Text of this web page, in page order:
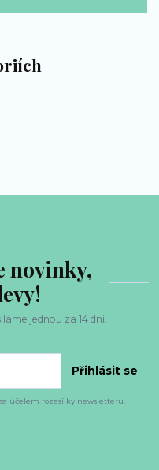
novinky,
jednou za 14 dní.
Přihlásit se
účelem rozesílky newsletteru.